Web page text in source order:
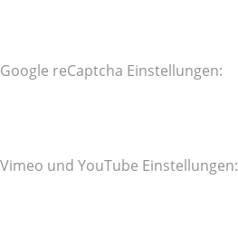
Google reCaptcha Einstellungen:
Vimeo und YouTube Einstellungen: